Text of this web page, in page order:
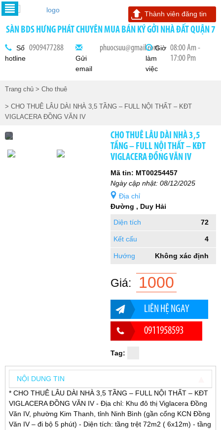
SÀN BDS HƯNG PHÁT CHUYÊN MUA BÁN KÝ GỞI NHÀ ĐẤT QUẬN 7
Số
hotline
0909477288
Gửi
email
phuocsuu@gmail.comGiờ
làm
việc
08:00 Am -
17:00 Pm
Thành viên đăng tin
Trang chủ > Cho thuê
> CHO THUÊ LÂU DÀI NHÀ 3,5 TẦNG – FULL NỘI THẤT – KĐT
VIGLACERA ĐỒNG VĂN IV
CHO THUÊ LÂU DÀI NHÀ 3,5
TẦNG – FULL NỘI THẤT – KĐT
VIGLACERA ĐỒNG VĂN IV
Mã tin: MT00254457
Ngày cập nhật: 08/12/2025
Địa chỉ
Đường , Duy Hải
Diện tích
72
Kết cấu 4
Hướng Không xác định
Giá: 1000
LIÊN HỆ NGAY
0911958593
Tag:
NỘI DUNG TIN
* CHO THUÊ LÂU DÀI NHÀ 3,5 TẦNG – FULL NỘI THẤT – KĐT
VIGLACERA ĐỒNG VĂN IV - Địa chỉ: Khu đô thị Viglacera Đồng
Văn IV, phường Kim Thanh, tỉnh Ninh Bình (gần cổng KCN Đồng
Văn IV – đi bộ 5 phút) - Diện tích: tầng trệt 72m2 ( 6x12m) - tầng